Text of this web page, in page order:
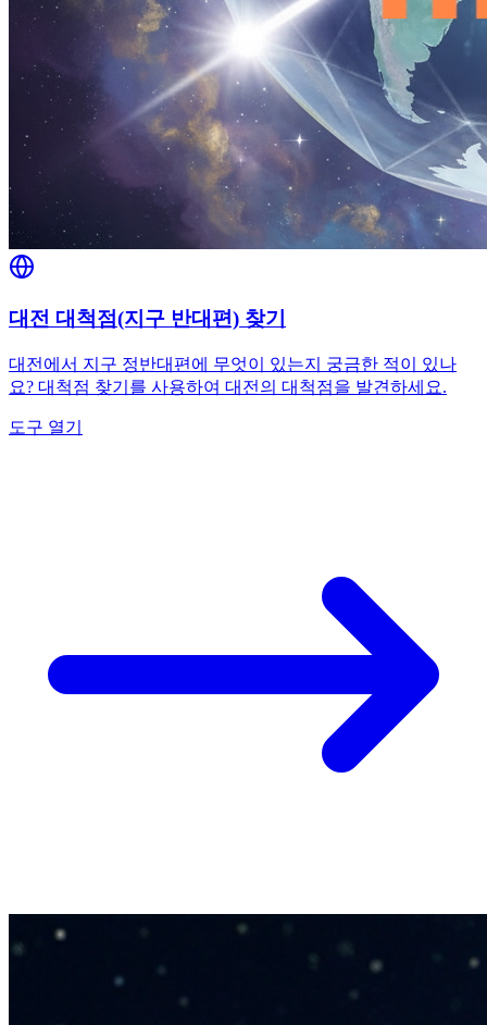
대전 대척점(지구 반대편) 찾기
대전에서 지구 정반대편에 무엇이 있는지 궁금한 적이 있나
요? 대척점 찾기를 사용하여 대전의 대척점을 발견하세요.
도구 열기